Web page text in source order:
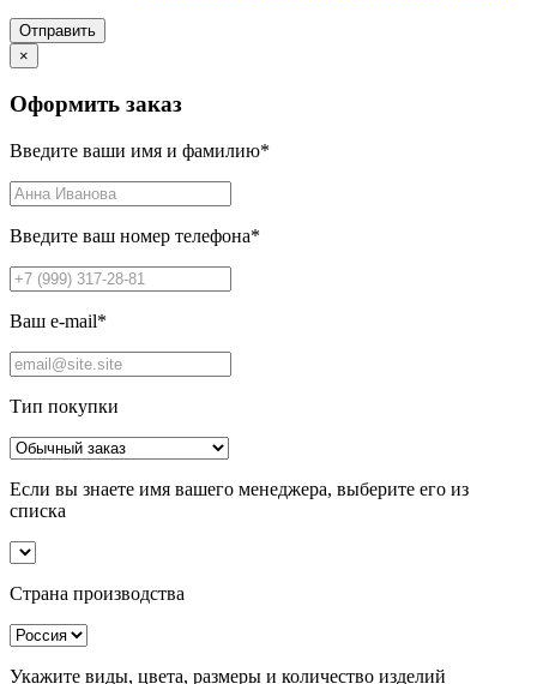
Отправить
×
Оформить заказ
Введите ваши имя и фамилию*
Введите ваш номер телефона*
Ваш e-mail*
Тип покупки
Если вы знаете имя вашего менеджера, выберите его из
списка
Страна производства
Укажите виды, цвета, размеры и количество изделий